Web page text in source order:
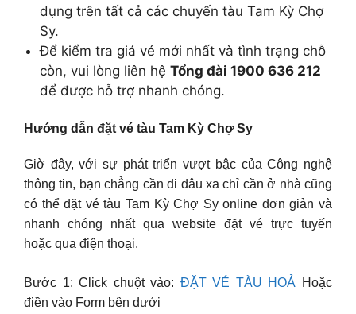
dụng trên tất cả các chuyến tàu Tam Kỳ Chợ
Sy.
Để kiểm tra giá vé mới nhất và tình trạng chỗ
còn, vui lòng liên hệ Tổng đài 1900 636 212
để được hỗ trợ nhanh chóng.
Hướng dẫn đặt vé tàu Tam Kỳ Chợ Sy
Giờ đây, với sự phát triển vượt bậc của Công nghệ
thông tin, bạn chẳng cần đi đâu xa chỉ cần ở nhà cũng
có thể đặt vé tàu Tam Kỳ Chợ Sy online đơn giản và
nhanh chóng nhất qua website đặt vé trực tuyến
hoặc qua điện thoại.
Bước 1: Click chuột vào: ĐẶT VÉ TÀU HOẢ Hoặc
điền vào Form bên dưới